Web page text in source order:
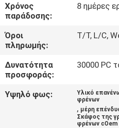
ΕΠΑΦΉ
ΜΕ
ΖΗΤΉΣΤΕ
ΈΝΑ
ΑΠΌΣΠΑΣΜΑ
Χρόνος
παράδοσης:
8 ημέρες
Όροι
πληρωμής:
T/T, L/C,
Δυνατότητα
προσφοράς:
30000 PC
Υψηλό φως:
Υλικό
φρένων
, μέρη
Σκάφος της
φρένων cOem